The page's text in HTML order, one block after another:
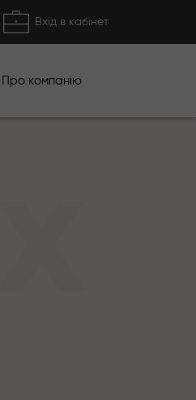
Вхід в кабінет
Про компанію